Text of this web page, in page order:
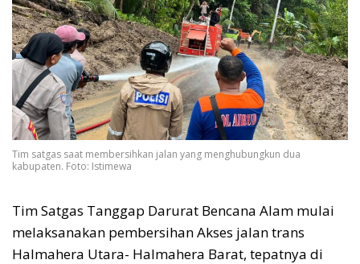
Tim satgas saat membersihkan jalan yang menghubungkun dua
kabupaten. Foto: Istimewa
Tim Satgas Tanggap Darurat Bencana Alam mulai
melaksanakan pembersihan Akses jalan trans
Halmahera Utara- Halmahera Barat, tepatnya di